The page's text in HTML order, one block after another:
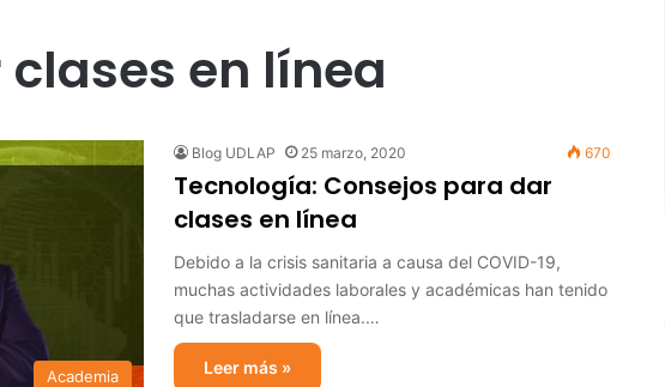
en línea
Academia
Blog UDLAP 25 marzo, 2020 670
Tecnología: Consejos para dar
clases en línea
Debido a la crisis sanitaria a causa del COVID-19,
muchas actividades laborales y académicas han tenido
que trasladarse en línea.…
Leer más »